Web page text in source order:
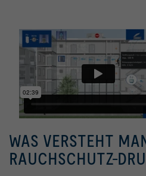
WAS VERSTEHT
RAUCHSCHUTZ-